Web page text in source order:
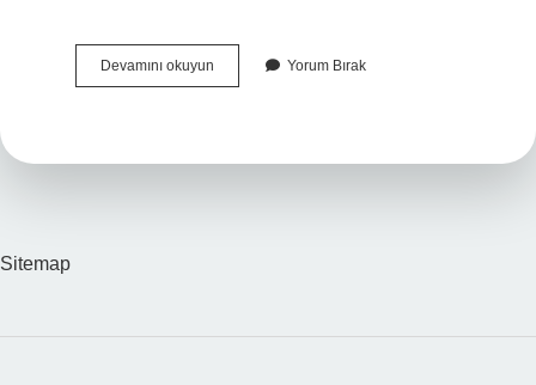
Devamını okuyun
Kahve
Yorum Bırak
Sitemap